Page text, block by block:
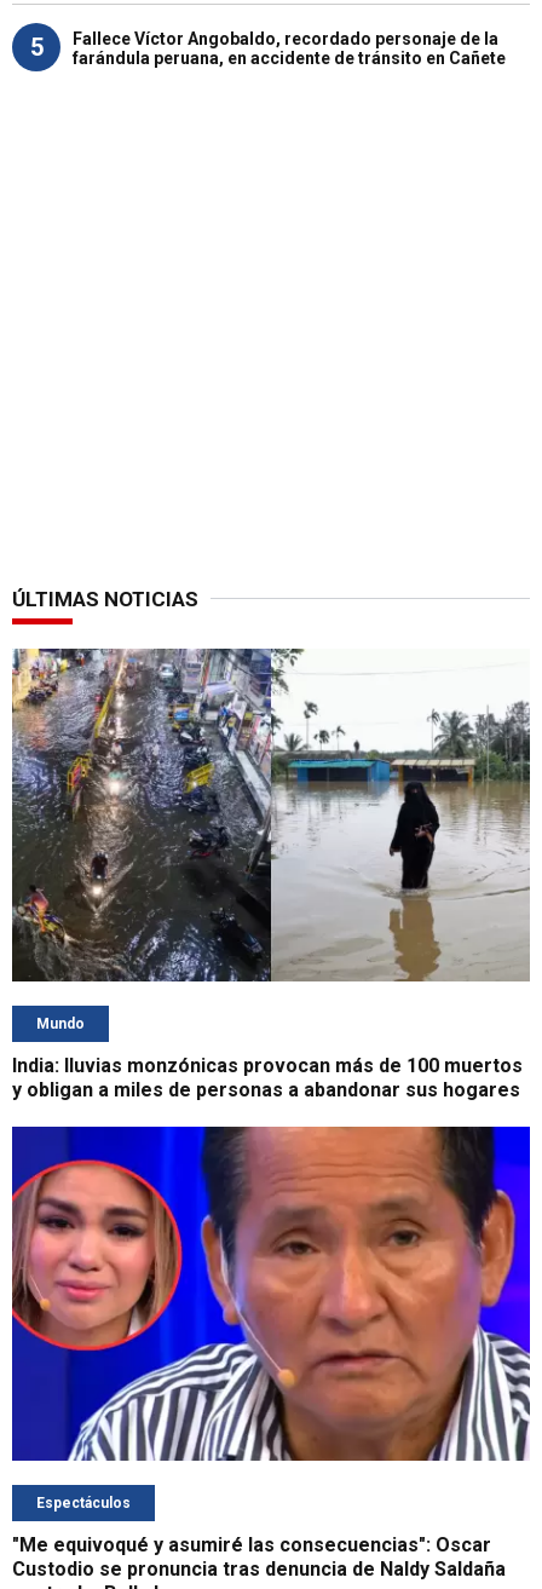
5
Fallece Víctor Angobaldo, recordado personaje de la
farándula peruana, en accidente de tránsito en Cañete
ÚLTIMAS NOTICIAS
Mundo
India: lluvias monzónicas provocan más de 100 muertos
y obligan a miles de personas a abandonar sus hogares
Espectáculos
"Me equivoqué y asumiré las consecuencias": Oscar
Custodio se pronuncia tras denuncia de Naldy Saldaña